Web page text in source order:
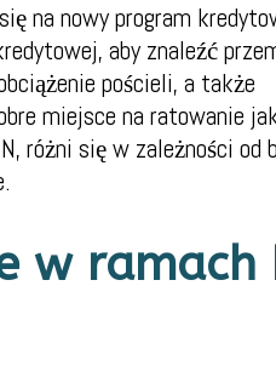
na nowy program
aby znaleźć
pościeli, a także
miejsce na ratowanie
różni się w zależności od
w ramach